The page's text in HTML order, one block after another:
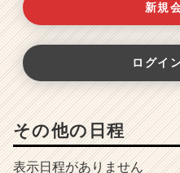
新規
ログイ
その他の日程
表示日程がありません